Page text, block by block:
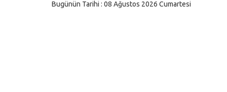
Bugünün Tarihi : 08 Ağustos 2026 Cumartesi